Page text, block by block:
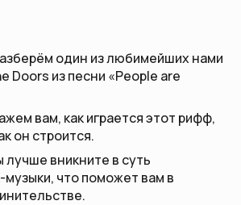
один из любимейших нами
Doors из песни «People are
вам, как играется этот рифф,
он строится.
лучше вникните в суть
музыки, что поможет вам в